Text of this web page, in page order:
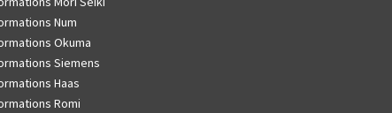
Num
Okuma
Siemens
Haas
Romi